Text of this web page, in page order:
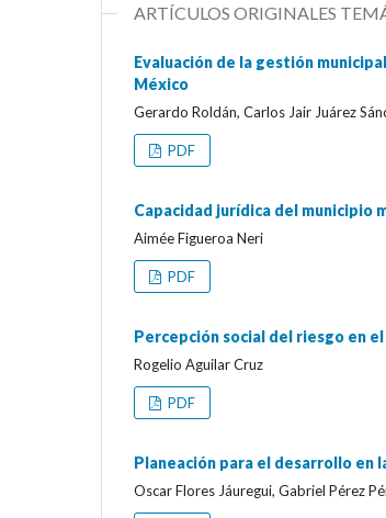
ARTÍCULOS ORIGINALES
Evaluación de la gestión
México
Gerardo Roldán, Carlos Jair Juárez
PDF
Capacidad jurídica del municipio
Aimée Figueroa Neri
PDF
Percepción social del riesgo en
Rogelio Aguilar Cruz
PDF
Planeación para el desarrollo en
Oscar Flores Jáuregui, Gabriel Pérez